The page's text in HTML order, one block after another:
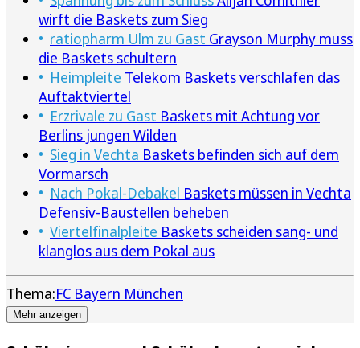
wirft die Baskets zum Sieg
ratiopharm Ulm zu Gast Grayson Murphy muss
die Baskets schultern
Heimpleite Telekom Baskets verschlafen das
Auftaktviertel
Erzrivale zu Gast Baskets mit Achtung vor
Berlins jungen Wilden
Sieg in Vechta Baskets befinden sich auf dem
Vormarsch
Nach Pokal-Debakel Baskets müssen in Vechta
Defensiv-Baustellen beheben
Viertelfinalpleite Baskets scheiden sang- und
klanglos aus dem Pokal aus
Thema:FC Bayern München
Mehr anzeigen